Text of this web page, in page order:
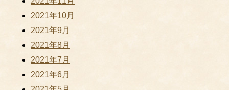
2021年10月
2021年9月
2021年8月
2021年7月
2021年6月